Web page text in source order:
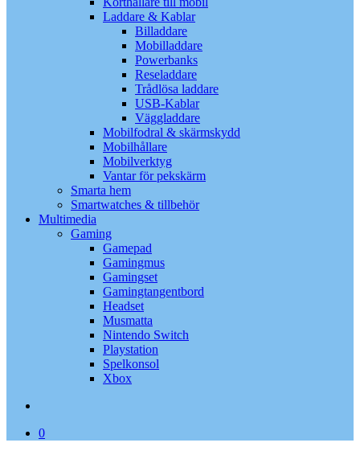
Laddare & Kablar
Billaddare
Mobilladdare
Powerbanks
Reseladdare
Trådlösa laddare
USB-Kablar
Väggladdare
Mobilfodral & skärmskydd
Mobilhållare
Mobilverktyg
Vantar för pekskärm
Smarta hem
Smartwatches & tillbehör
Multimedia
Gaming
Gamepad
Gamingmus
Gamingset
Gamingtangentbord
Headset
Musmatta
Nintendo Switch
Playstation
Spelkonsol
Xbox
0